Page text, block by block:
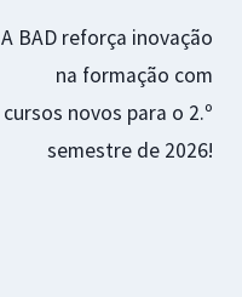
A BAD reforça inovação
na formação com
cursos novos para o 2.º
semestre de 2026!